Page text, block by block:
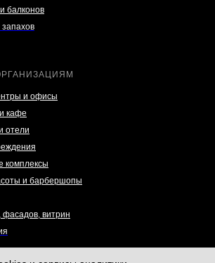
балконов
и офисы
кафе
отели
комплексы
и барбершопы
фасадов, витрин